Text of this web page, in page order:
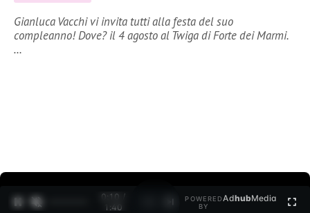
Gianluca Vacchi vi invita tutti alla festa del suo
compleanno! Dove? il 4 agosto al Twiga di Forte dei Marmi.
…
0:11 /
1:40
POWERED
BY
AdhubMedia